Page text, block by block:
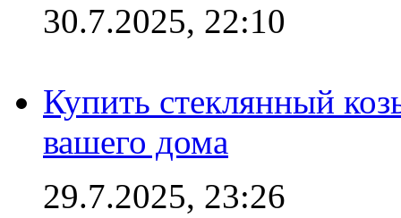
30.7.2025, 22:10
Купить стеклянный
вашего дома
29.7.2025, 23:26